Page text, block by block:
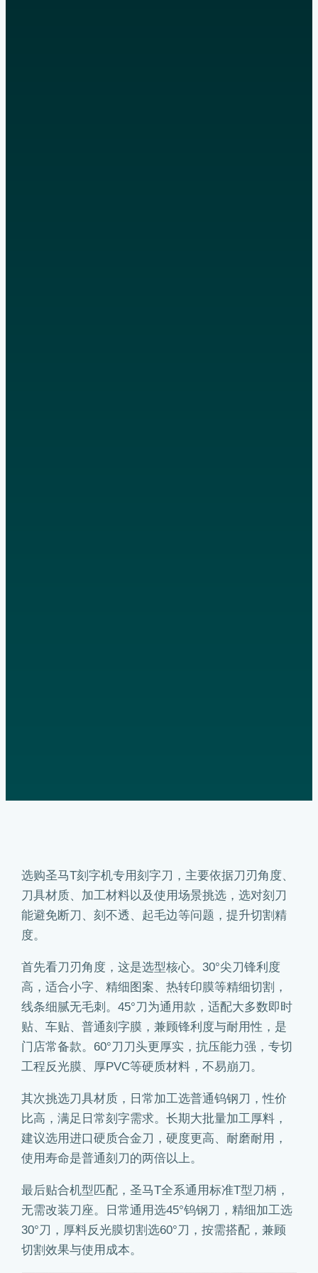
选购圣马T刻字机专用刻字刀，主要依据刀刃角度、
刀具材质、加工材料以及使用场景挑选，选对刻刀
能避免断刀、刻不透、起毛边等问题，提升切割精
度。
首先看刀刃角度，这是选型核心。30°尖刀锋利度
高，适合小字、精细图案、热转印膜等精细切割，
线条细腻无毛刺。45°刀为通用款，适配大多数即时
贴、车贴、普通刻字膜，兼顾锋利度与耐用性，是
门店常备款。60°刀刀头更厚实，抗压能力强，专切
工程反光膜、厚PVC等硬质材料，不易崩刀。
其次挑选刀具材质，日常加工选普通钨钢刀，性价
比高，满足日常刻字需求。长期大批量加工厚料，
建议选用进口硬质合金刀，硬度更高、耐磨耐用，
使用寿命是普通刻刀的两倍以上。
最后贴合机型匹配，圣马T全系通用标准T型刀柄，
无需改装刀座。日常通用选45°钨钢刀，精细加工选
30°刀，厚料反光膜切割选60°刀，按需搭配，兼顾
切割效果与使用成本。